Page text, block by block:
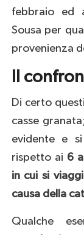
febbraio ed
Sousa per
provenienza
Il
Di certo
casse
evidente e
rispetto ai 6
in cui si
causa della
Qualche